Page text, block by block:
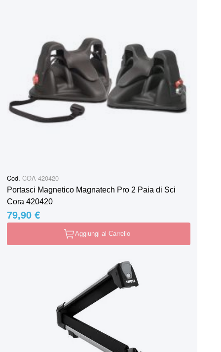
Cod. COA-420420
Portasci Magnetico Magnatech Pro 2 Paia di Sci
Cora 420420
79,90 €
Aggiungi al Carrello